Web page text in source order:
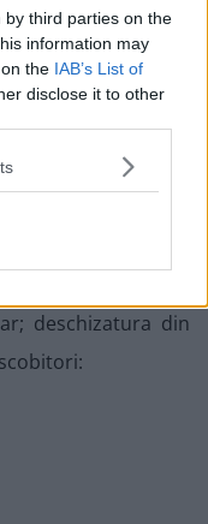
third parties on the
information may
the IAB’s List of
disclose it to other
apoi am asezat-o
deschizatura din